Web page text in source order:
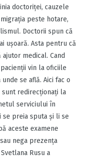
doctoriţei, cauzele
peste hotare,
Doctorii spun că
uşoară. Asta pentru că
medical. Cand
vin la oficiile
se află. Aici fac o
redirecţionaţi la
serviciului în
preia sputa şi li se
aceste examene
nega prezenţa
Rusu a